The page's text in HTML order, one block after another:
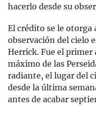
hacerlo desde su
El crédito se le otorga
observación del cielo
Herrick. Fue el primer
máximo de las
radiante, el lugar del
desde la última
antes de acabar